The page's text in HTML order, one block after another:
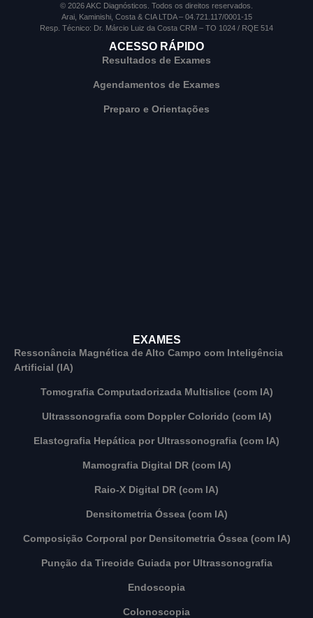
© 2026 AKC Diagnósticos. Todos os direitos reservados.
Arai, Kaminishi, Costa & CIA LTDA – 04.721.117/0001-15
Resp. Técnico: Dr. Márcio Luiz da Costa CRM – TO 1024 / RQE 514
ACESSO RÁPIDO
Resultados de Exames
Agendamentos de Exames
Preparo e Orientações
EXAMES
Ressonância Magnética de Alto Campo com Inteligência
Artificial (IA)
Tomografia Computadorizada Multislice (com IA)
Ultrassonografia com Doppler Colorido (com IA)
Elastografia Hepática por Ultrassonografia (com IA)
Mamografia Digital DR (com IA)
Raio-X Digital DR (com IA)
Densitometria Óssea (com IA)
Composição Corporal por Densitometria Óssea (com IA)
Punção da Tireoide Guiada por Ultrassonografia
Endoscopia
Colonoscopia